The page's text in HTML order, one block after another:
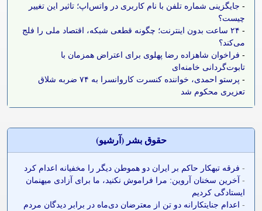
- جایگزینی شماره تلفن با نام کاربری در واتس‌اپ؛ تاثیر این تغییر
چیست؟
-
۲۴ ساعت بدون اینترنت؛ چگونه قطعی شبکه، اقتصاد ملی را فلج
می‌کند؟
- فراخوان شاهزاده رضا پهلوی برای اعتراض همزمان با
تابوت‌گردانی خامنه‌ای
-
پرستو احمدی، خواننده کنسرت کاروانسرا به ۷۴ ضربه شلاق
تعزیری محکوم شد
حقوق بشر (آرشيو)
- فرقه تبهکار حاکم بر ایران دو هموطن دیگر را مخفیانه اعدام کرد
- آخرین سخنان آروین: مرا فراموش نکنید، ما برای آزادی میهنمان
ایستادگی کردیم
- اعدام جنایتکارانه دو تن از معترضان دی‌ماه در برابر دیدگان مردم